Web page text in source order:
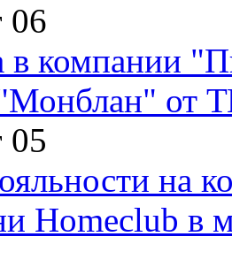
06
в компании
от
05
на
Homeclub в